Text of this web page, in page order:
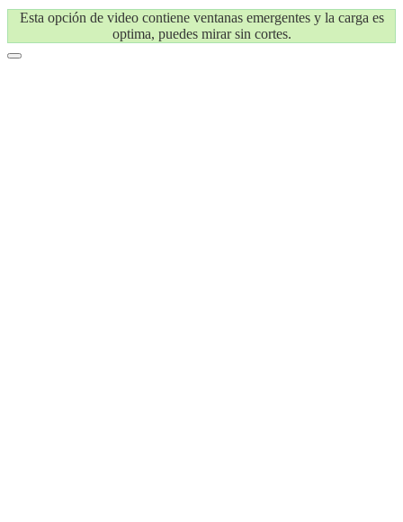
Esta opción de video contiene ventanas emergentes y la carga es
optima, puedes mirar sin cortes.